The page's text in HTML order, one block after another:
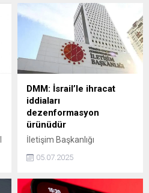
verebiliyor. Üstelik bu
davranışların birçoğu
neredeyse herkes
tarafından her gün
tekrarlanıyor. Diş
çürüklerinden aşırı
hassasiyete kadar uzanan
problemlerin önüne geçmek
ise düşündüğünüz kadar zor
değil. İşte, dişleri sessizce
DMM: İsrail’le ihracat
iddiaları
dezenformasyon
ürünüdür
İletişim Başkanlığı
Mücadele Merkezi (DMM),
393,7 milyon dolarlık ihracat
05.07.2025